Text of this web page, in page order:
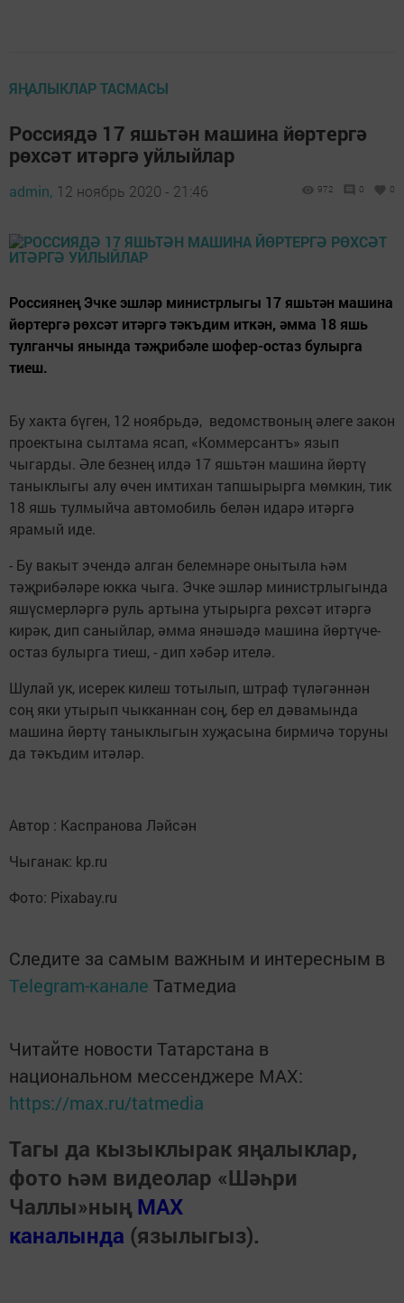
ЯҢАЛЫКЛАР ТАСМАСЫ
Россиядә 17 яшьтән машина йөртергә
рөхсәт итәргә уйлыйлар
admin, 12 ноябрь 2020 - 21:46 972 0 0
Россиянең Эчке эшләр министрлыгы 17 яшьтән машина
йөртергә рөхсәт итәргә тәкъдим иткән, әмма 18 яшь
тулганчы янында тәҗрибәле шофер-остаз булырга
тиеш.
Бу хакта бүген, 12 ноябрьдә, ведомствоның әлеге закон
проектына сылтама ясап, «Коммерсантъ» язып
чыгарды. Әле безнең илдә 17 яшьтән машина йөртү
таныклыгы алу өчен имтихан тапшырырга мөмкин, тик
18 яшь тулмыйча автомобиль белән идарә итәргә
ярамый иде.
- Бу вакыт эчендә алган белемнәре онытыла һәм
тәҗрибәләре юкка чыга. Эчке эшләр министрлыгында
яшүсмерләргә руль артына утырырга рөхсәт итәргә
кирәк, дип саныйлар, әмма янәшәдә машина йөртүче-
остаз булырга тиеш, - дип хәбәр ителә.
Шулай ук, исерек килеш тотылып, штраф түләгәннән
соң яки утырып чыкканнан соң, бер ел дәвамында
машина йөртү таныклыгын хуҗасына бирмичә торуны
да тәкъдим итәләр.
Автор : Каспранова Ләйсән
Чыганак: kp.ru
Фото: Pixabay.ru
Следите за самым важным и интересным в
Telegram-канале Татмедиа
Читайте новости Татарстана в
национальном мессенджере MАХ:
https://max.ru/tatmedia
Тагы да кызыклырак яңалыклар,
фото һәм видеолар «Шәһри
Чаллы»ның MAX
каналында (язылыгыз).